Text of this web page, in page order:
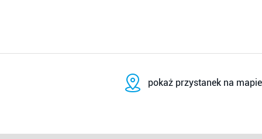
pokaż przystanek na mapie